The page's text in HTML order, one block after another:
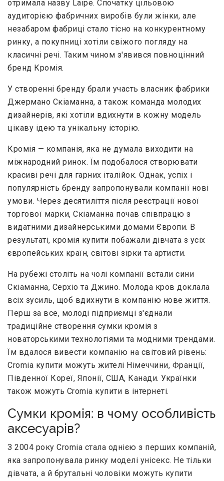
отримала назву Laipe. Спочатку цільовою
аудиторією фабричних виробів були жінки, але
незабаром фабриці стало тісно на конкурентному
ринку, а покупниці хотіли свіжого погляду на
класичні речі. Таким чином з'явився повноцінний
бренд Кромія.
У створенні бренду брали участь власник фабрики
Джермано Скіаманна, а також команда молодих
дизайнерів, які хотіли вдихнути в кожну модель
цікаву ідею та унікальну історію.
Кромія — компанія, яка не думала виходити на
міжнародний ринок. Їм подобалося створювати
красиві речі для гарних італійок. Однак, успіх і
популярність бренду запропонували компанії нові
умови. Через десятиліття після реєстрації нової
торгової марки, Скіаманна почав співпрацю з
видатними дизайнерськими домами Європи. В
результаті, кромія купити побажали дівчата з усіх
європейських країн, світові зірки та артисти.
На рубежі століть на чолі компанії встали сини
Скіаманна, Серхіо та Джино. Молода кров доклала
всіх зусиль, щоб вдихнути в компанію нове життя.
Перш за все, молоді підприємці з'єднали
традиційне створення сумки кромія з
новаторськими технологіями та модними трендами.
Їм вдалося вивести компанію на світовий рівень:
Cromia купити можуть жителі Німеччини, Франції,
Південної Кореї, Японії, США, Канади. Українки
також можуть Cromia купити в інтернеті.
Сумки кромія: в чому особливість
аксесуарів?
З 2004 року Cromia стала однією з перших компаній,
яка запропонувала ринку моделі унісекс. Не тільки
дівчата, а й брутальні чоловіки можуть купити